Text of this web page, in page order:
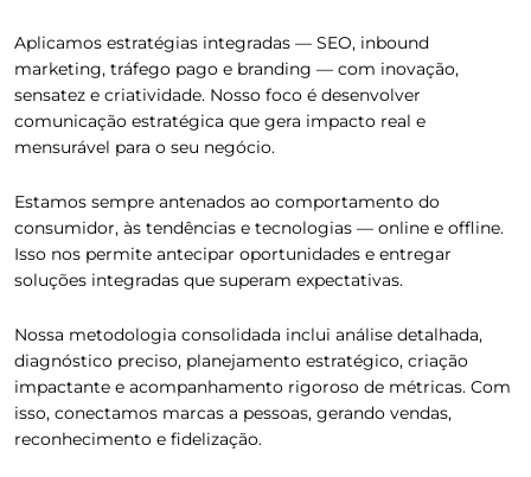
Aplicamos estratégias integradas — SEO, inbound
marketing, tráfego pago e branding — com inovação,
sensatez e criatividade. Nosso foco é desenvolver
comunicação estratégica que gera impacto real e
mensurável para o seu negócio.
Estamos sempre antenados ao comportamento do
consumidor, às tendências e tecnologias — online e offline.
Isso nos permite antecipar oportunidades e entregar
soluções integradas que superam expectativas.
Nossa metodologia consolidada inclui análise detalhada,
diagnóstico preciso, planejamento estratégico, criação
impactante e acompanhamento rigoroso de métricas. Com
isso, conectamos marcas a pessoas, gerando vendas,
reconhecimento e fidelização.